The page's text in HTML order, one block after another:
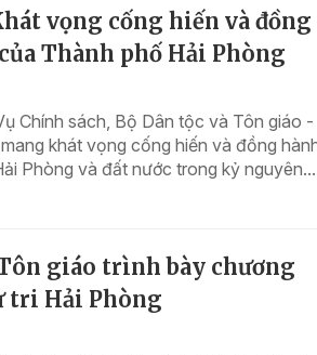
vọng cống hiến và đồng
Thành phố Hải Phòng
Chính sách, Bộ Dân tộc và Tôn giáo -
khát vọng cống hiến và đồng
Phòng và đất nước trong kỷ nguyên...
giáo trình bày chương
tri Hải Phòng